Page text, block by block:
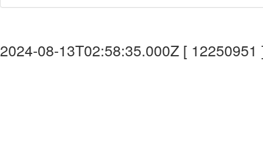
2024-08-13T02:58:35.000Z [ 12250951